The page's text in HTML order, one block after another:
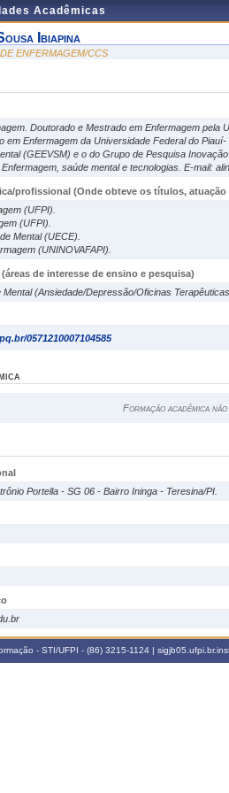
Acadêmicas
Ibiapina
ENFERMAGEM/CCS
Doutorado e Mestrado em Enfermagem pela
em Enfermagem da Universidade Federal do
(GEEVSM) e o do Grupo de Pesquisa
saúde mental e tecnologias. E-mail:
profissional (Onde obteve os títulos,
(UFPI).
(UFPI).
Mental (UECE).
(UNINOVAFAPI).
(áreas de interesse de ensino e pesquisa)
Mental (Ansiedade/Depressão/Oficinas
0571210007104585
Formação acadêmica
Portella - SG 06 - Bairro Ininga - Teresina/PI.
- STI/UFPI - (86) 3215-1124 |